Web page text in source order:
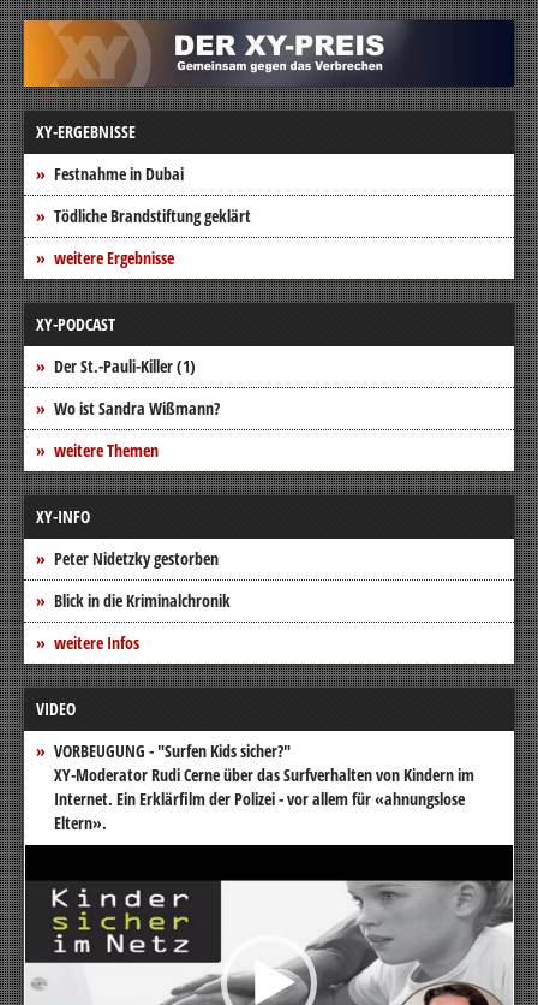
XY-ERGEBNISSE
Festnahme in Dubai
Tödliche Brandstiftung geklärt
weitere Ergebnisse
XY-PODCAST
Der St.-Pauli-Killer (1)
Wo ist Sandra Wißmann?
weitere Themen
XY-INFO
Peter Nidetzky gestorben
Blick in die Kriminalchronik
weitere Infos
VIDEO
VORBEUGUNG - "Surfen Kids sicher?"
XY-Moderator Rudi Cerne über das Surfverhalten von Kindern im
Internet. Ein Erklärfilm der Polizei - vor allem für «ahnungslose
Eltern».
Video-